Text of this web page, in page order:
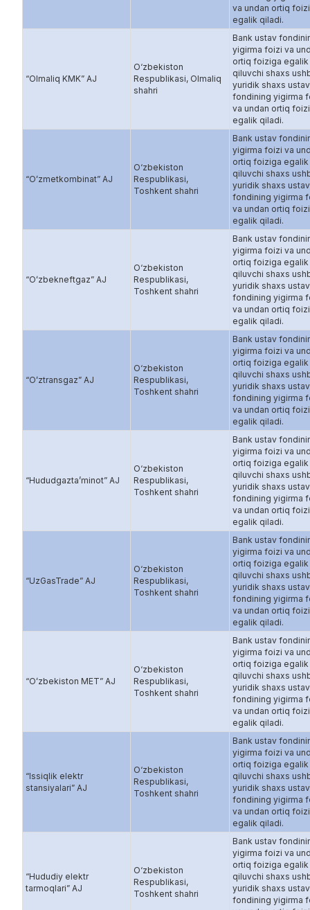
va undan ortiq
egalik qiladi.
“Olmaliq KMK” AJ
O‘zbekiston
Respublikasi, Olmaliq
shahri
Bank ustav
yigirma foizi va
ortiq foiziga egalik
qiluvchi shaxs
yuridik shaxs ustav
fondining yigirma
va undan ortiq
egalik qiladi.
“Oʻzmetkombinat” AJ
O‘zbekiston
Respublikasi,
Toshkent shahri
Bank ustav
yigirma foizi va
ortiq foiziga egalik
qiluvchi shaxs
yuridik shaxs ustav
fondining yigirma
va undan ortiq
egalik qiladi.
“Oʻzbekneftgaz” AJ
O‘zbekiston
Respublikasi,
Toshkent shahri
Bank ustav
yigirma foizi va
ortiq foiziga egalik
qiluvchi shaxs
yuridik shaxs ustav
fondining yigirma
va undan ortiq
egalik qiladi.
“Oʻztransgaz” AJ
O‘zbekiston
Respublikasi,
Toshkent shahri
Bank ustav
yigirma foizi va
ortiq foiziga egalik
qiluvchi shaxs
yuridik shaxs ustav
fondining yigirma
va undan ortiq
egalik qiladi.
“Hududgaztaʼminot” AJ
O‘zbekiston
Respublikasi,
Toshkent shahri
Bank ustav
yigirma foizi va
ortiq foiziga egalik
qiluvchi shaxs
yuridik shaxs ustav
fondining yigirma
va undan ortiq
egalik qiladi.
“UzGasTrade” AJ
O‘zbekiston
Respublikasi,
Toshkent shahri
Bank ustav
yigirma foizi va
ortiq foiziga egalik
qiluvchi shaxs
yuridik shaxs ustav
fondining yigirma
va undan ortiq
egalik qiladi.
“Oʻzbekiston MET” AJ
O‘zbekiston
Respublikasi,
Toshkent shahri
Bank ustav
yigirma foizi va
ortiq foiziga egalik
qiluvchi shaxs
yuridik shaxs ustav
fondining yigirma
va undan ortiq
egalik qiladi.
“Issiqlik elektr
stansiyalari” AJ
O‘zbekiston
Respublikasi,
Toshkent shahri
Bank ustav
yigirma foizi va
ortiq foiziga egalik
qiluvchi shaxs
yuridik shaxs ustav
fondining yigirma
va undan ortiq
egalik qiladi.
“Hududiy elektr
tarmoqlari” AJ
O‘zbekiston
Respublikasi,
Toshkent shahri
Bank ustav
yigirma foizi va
ortiq foiziga egalik
qiluvchi shaxs
yuridik shaxs ustav
fondining yigirma